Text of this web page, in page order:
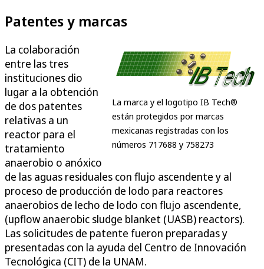
Patentes y marcas
La marca y el logotipo IB Tech®
están protegidos por marcas
mexicanas registradas con los
números 717688 y 758273
La colaboración
entre las tres
instituciones dio
lugar a la obtención
de dos patentes
relativas a un
reactor para el
tratamiento
anaerobio o anóxico
de las aguas residuales con flujo ascendente y al
proceso de producción de lodo para reactores
anaerobios de lecho de lodo con flujo ascendente,
(upflow anaerobic sludge blanket (UASB) reactors).
Las solicitudes de patente fueron preparadas y
presentadas con la ayuda del Centro de Innovación
Tecnológica (CIT) de la UNAM.